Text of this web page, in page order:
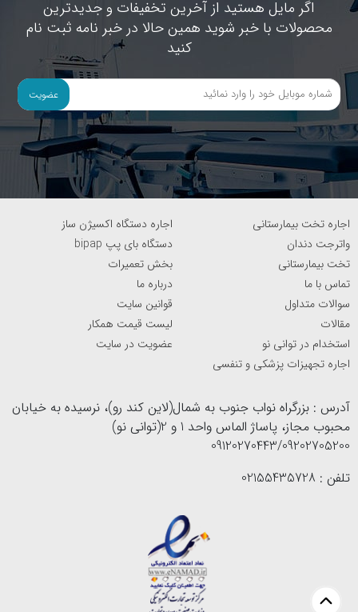
اگر مایل هستید از آخرین تخفیفات و جدیدترین
محصولات با خبر شوید همین حالا در خبر نامه ثبت نام
کنید
عضویت
اجاره تخت بیمارستانی
اجاره دستگاه اکسیژن ساز
واترجت دندان
دستگاه بای پپ bipap
تخت بیمارستانی
بخش تعمیرات
تماس با ما
درباره ما
سوالات متداول
قوانین سایت
مقالات
لیست قیمت همکار
استخدام در توانی نو
عضویت در سایت
اجاره تجهیزات پزشکی و تنفسی
آدرس : بزرگراه نواب جنوب به شمال(لاین کند رو)، نرسیده به خیابان
محبوب مجاز، پاساژ الماس واحد 1 و 2(توانی نو)
09120270443/09202705200
تلفن : 02155435728